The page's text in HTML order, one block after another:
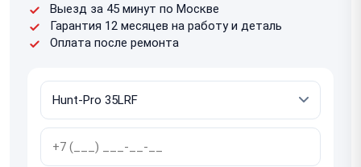
Выезд за 45 минут по Москве
Гарантия 12 месяцев на работу и деталь
Оплата после ремонта